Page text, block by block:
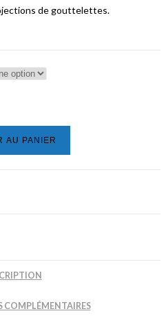
de gouttelettes.
AU PANIER
COMPLÉMENTAIRES